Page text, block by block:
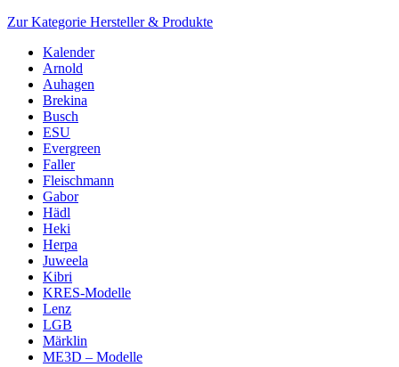
Zur Kategorie Hersteller & Produkte
Kalender
Arnold
Auhagen
Brekina
Busch
ESU
Evergreen
Faller
Fleischmann
Gabor
Hädl
Heki
Herpa
Juweela
Kibri
KRES-Modelle
Lenz
LGB
Märklin
ME3D – Modelle